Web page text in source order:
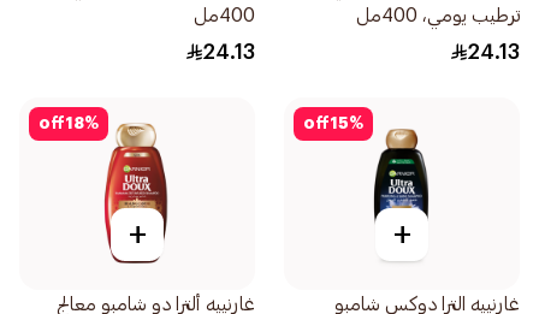
ترطيب يومي، 400مل
24.13
400مل
24.13
15%
off
+
غارنييه الترا دوكس شامبو
18%
off
+
غارنييه ألترا دو شامبو معالج